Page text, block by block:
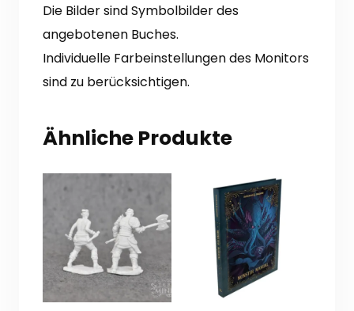
Die Bilder sind Symbolbilder des
angebotenen Buches.
Individuelle Farbeinstellungen des Monitors
sind zu berücksichtigen.
Ähnliche Produkte